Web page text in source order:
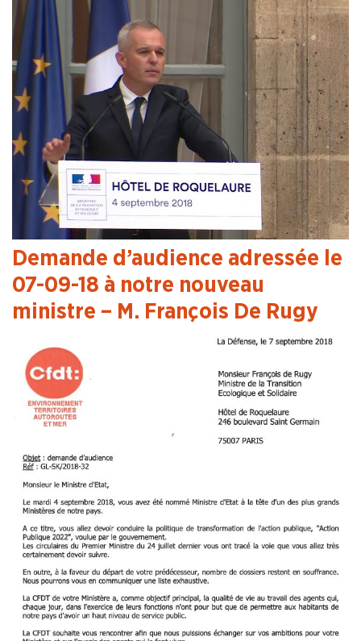
Demande d’audience adressée le
07-09-18 à notre nouveau
ministre – M. François De Rugy